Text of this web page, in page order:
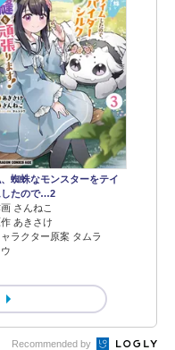
蜘蛛なモンスターをテイ
したので…2
さんねこ
作 あきさけ
ャラクター原案 タムラ
Recommended by